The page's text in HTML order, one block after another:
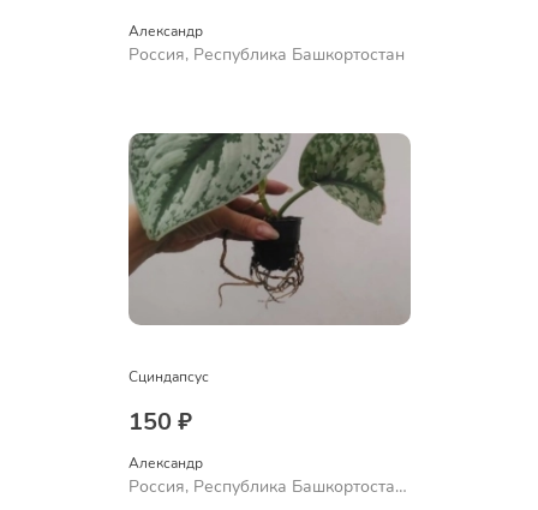
Александр
Россия, Республика Башкортостан
Сциндапсус
150 ₽
Александр
Россия, Республика Башкортостан,